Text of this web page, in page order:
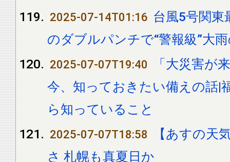
2025-07-14T01:16 台風5号関東
のダブルパンチで“警報級”大
2025-07-07T19:40
「大災害が
今、知っておきたい備えの話|
ら知っていること
2025-07-07T18:58
【あすの天
さ 札幌も真夏日か